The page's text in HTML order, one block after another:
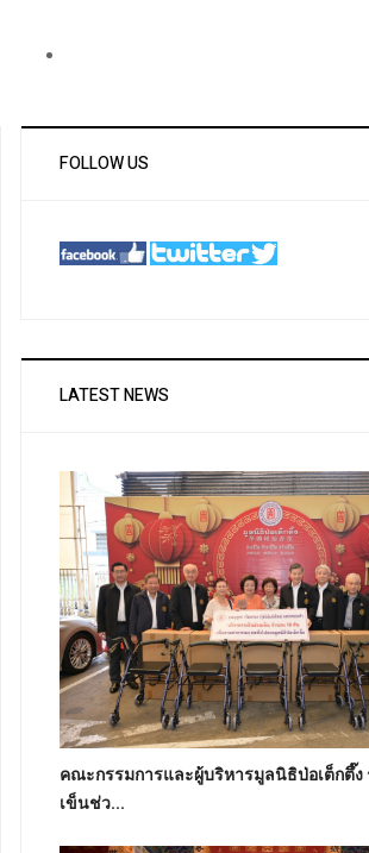
FOLLOW US
LATEST NEWS
คณะกรรมการและผู้บริหารมูลนิธิป่อเต็กตึ๊ง
เข็นช่ว...